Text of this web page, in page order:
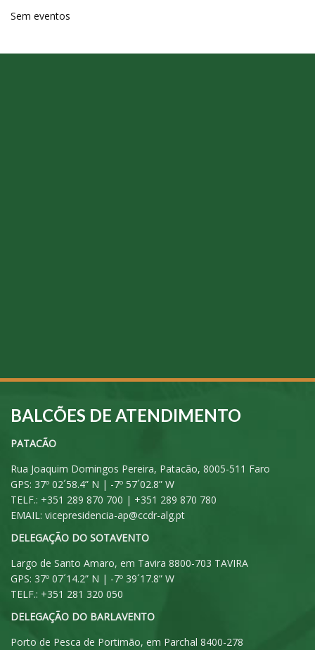
Sem eventos
BALCÕES DE ATENDIMENTO
PATACÃO
Rua Joaquim Domingos Pereira, Patacão, 8005-511 Faro
GPS: 37º 02´58.4” N | -7º 57´02.8” W
TELF.: +351 289 870 700 | +351 289 870 780
EMAIL: vicepresidencia-ap@ccdr-alg.pt
DELEGAÇÃO DO SOTAVENTO
Largo de Santo Amaro, em Tavira 8800-703 TAVIRA
GPS: 37º 07´14.2” N | -7º 39´17.8” W
TELF.: +351 281 320 050
DELEGAÇÃO DO BARLAVENTO
Porto de Pesca de Portimão, em Parchal 8400-278